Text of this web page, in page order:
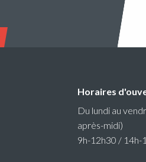
Horaires
Du lundi au
après-midi)
9h-12h30 / 14h-